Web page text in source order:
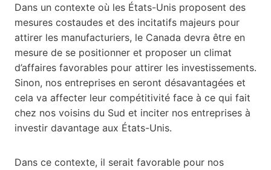
Dans un contexte où les États-Unis proposent des
mesures costaudes et des incitatifs majeurs pour
attirer les manufacturiers, le Canada devra être en
mesure de se positionner et proposer un climat
d’affaires favorables pour attirer les investissements.
Sinon, nos entreprises en seront désavantagées et
cela va affecter leur compétitivité face à ce qui fait
chez nos voisins du Sud et inciter nos entreprises à
investir davantage aux États-Unis.
Dans ce contexte, il serait favorable pour nos